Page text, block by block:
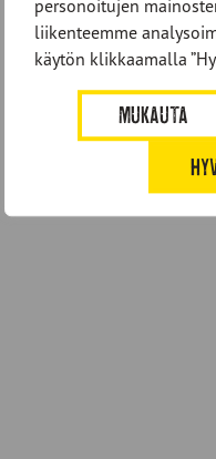
personoitujen
liikenteemme
käytön klikkaamalla
MUKAUTA